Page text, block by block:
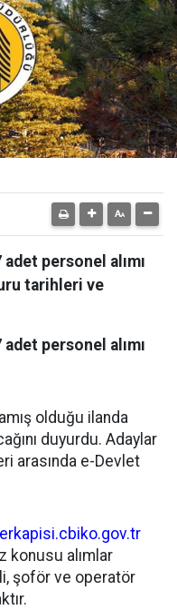
personel alımı
tarihleri ve
personel alımı
olduğu ilanda
duyurdu. Adaylar
arasında e-Devlet
konusu alımlar
şoför ve operatör